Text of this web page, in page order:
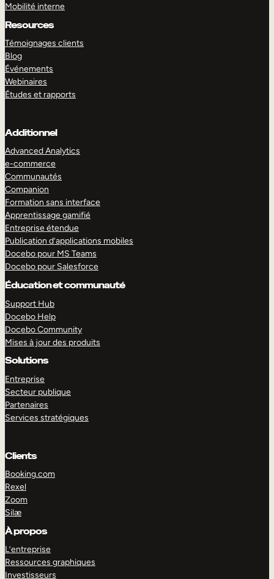
Mobilité interne
Resources
Témoignages clients
Blog
Événements
Webinaires
Études et rapports
Additionnel
Advanced Analytics
e-commerce
Communautés
Companion
Formation sans interface
Apprentissage gamifié
Entreprise étendue
Publication d’applications mobiles
Docebo pour MS Teams
Docebo pour Salesforce
Éducation et communauté
Support Hub
Docebo Help
Docebo Community
Mises à jour des produits
Solutions
Entreprise
Secteur publique
Partenaires
Services stratégiques
Clients
Booking.com
Rexel
Zoom
Silæ
À propos
L’entreprise
Ressources graphiques
Investisseurs